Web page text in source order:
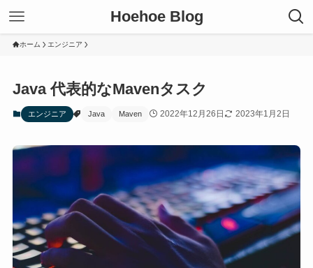
Hoehoe Blog
ホーム エンジニア
Java 代表的なMavenタスク
エンジニア Java Maven 2022年12月26日 2023年1月2日